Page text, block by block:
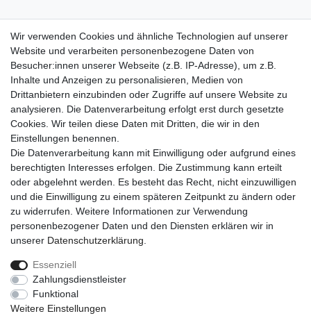
1 xMASKO Schneeschieber auf Rädern
Einkaufen
Zahlungsarten
Versandarten & -kosten
Warenkorb
Mein Konto
Anmelden
Registrieren
Unternehmen
Kontakt
Wir verwenden Cookies und ähnliche Technologien auf unserer
Website und verarbeiten personenbezogene Daten von
Besucher:innen unserer Webseite (z.B. IP-Adresse), um z.B.
Inhalte und Anzeigen zu personalisieren, Medien von
Drittanbietern einzubinden oder Zugriffe auf unsere Website zu
analysieren. Die Datenverarbeitung erfolgt erst durch gesetzte
Cookies. Wir teilen diese Daten mit Dritten, die wir in den
Einstellungen benennen.
Die Datenverarbeitung kann mit Einwilligung oder aufgrund eines
berechtigten Interesses erfolgen. Die Zustimmung kann erteilt
oder abgelehnt werden. Es besteht das Recht, nicht einzuwilligen
und die Einwilligung zu einem späteren Zeitpunkt zu ändern oder
zu widerrufen. Weitere Informationen zur Verwendung
personenbezogener Daten und den Diensten erklären wir in
unserer Daten­schutz­erklärung
Essenziell
Zahlungsdienstleister
Funktional
Weitere Einstellungen